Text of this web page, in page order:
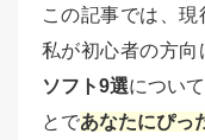
この記事では、
私が初心者の方向
ソフト9選につい
とであなたにぴっ